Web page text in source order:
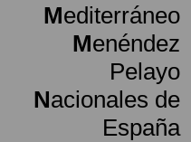
Mediterráneo
Menéndez
Pelayo
Nacionales de
España